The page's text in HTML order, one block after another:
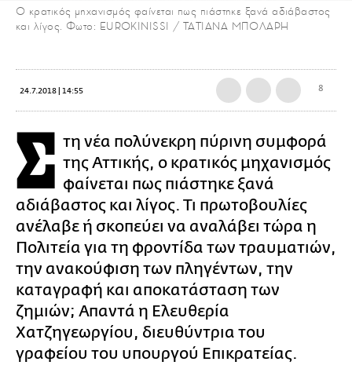
Ο κρατικός μηχανισμός φαίνεται πως πιάστηκε ξανά αδιάβαστος
και λίγος. Φωτο: EUROKINISSI / ΤΑΤΙΑΝΑ ΜΠΟΛΑΡΗ
24.7.2018 | 14:55 8
Σ τη νέα πολύνεκρη πύρινη συμφορά
της Αττικής, ο κρατικός μηχανισμός
φαίνεται πως πιάστηκε ξανά
αδιάβαστος και λίγος. Τι πρωτοβουλίες
ανέλαβε ή σκοπεύει να αναλάβει τώρα η
Πολιτεία για τη φροντίδα των τραυματιών,
την ανακούφιση των πληγέντων, την
καταγραφή και αποκατάσταση των
ζημιών; Απαντά η Ελευθερία
Χατζηγεωργίου, διευθύντρια του
γραφείου του υπουργού Επικρατείας.